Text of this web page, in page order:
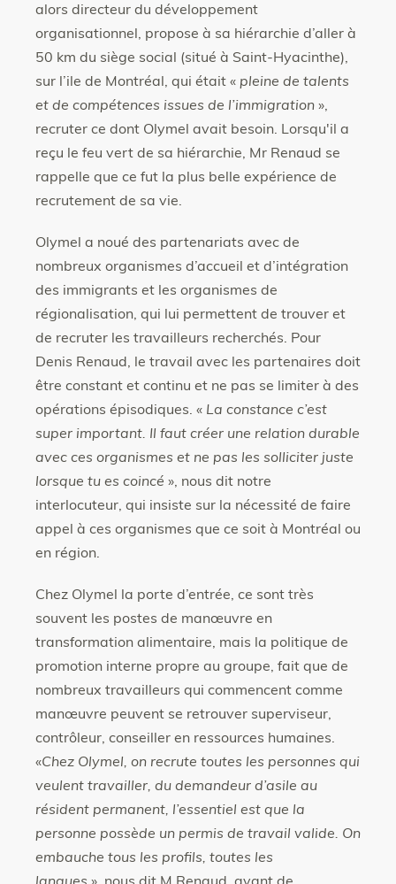
alors directeur du développement
organisationnel, propose à sa hiérarchie d’aller à
50 km du siège social (situé à Saint-Hyacinthe),
sur l’ile de Montréal, qui était « pleine de talents
et de compétences issues de l’immigration »,
recruter ce dont Olymel avait besoin. Lorsqu'il a
reçu le feu vert de sa hiérarchie, Mr Renaud se
rappelle que ce fut la plus belle expérience de
recrutement de sa vie.
Olymel a noué des partenariats avec de
nombreux organismes d’accueil et d’intégration
des immigrants et les organismes de
régionalisation, qui lui permettent de trouver et
de recruter les travailleurs recherchés. Pour
Denis Renaud, le travail avec les partenaires doit
être constant et continu et ne pas se limiter à des
opérations épisodiques. « La constance c’est
super important. Il faut créer une relation durable
avec ces organismes et ne pas les solliciter juste
lorsque tu es coincé », nous dit notre
interlocuteur, qui insiste sur la nécessité de faire
appel à ces organismes que ce soit à Montréal ou
en région.
Chez Olymel la porte d’entrée, ce sont très
souvent les postes de manœuvre en
transformation alimentaire, mais la politique de
promotion interne propre au groupe, fait que de
nombreux travailleurs qui commencent comme
manœuvre peuvent se retrouver superviseur,
contrôleur, conseiller en ressources humaines.
«Chez Olymel, on recrute toutes les personnes qui
veulent travailler, du demandeur d’asile au
résident permanent, l’essentiel est que la
personne possède un permis de travail valide. On
embauche tous les profils, toutes les